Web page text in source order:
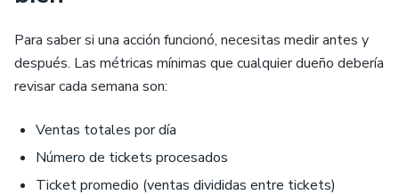
Para saber si una acción funcionó, necesitas medir antes y
después. Las métricas mínimas que cualquier dueño debería
revisar cada semana son:
Ventas totales por día
Número de tickets procesados
Ticket promedio (ventas divididas entre tickets)